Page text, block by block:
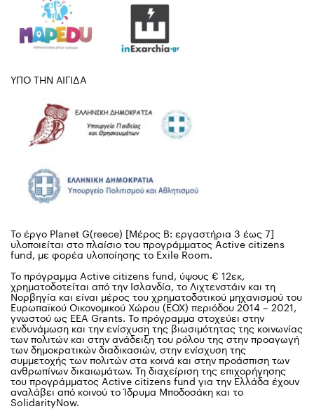
ΥΠΟ ΤΗΝ ΑΙΓΙΔΑ
Το έργο Planet G(reece) [Μέρος Β: εργαστήρια 3 έως 7]
υλοποιείται στο πλαίσιο του προγράμματος Active citizens
fund, με φορέα υλοποίησης το Exile Room.
Το πρόγραμμα Active citizens fund, ύψους € 12εκ,
χρηματοδοτείται από την Ισλανδία, το Λιχτενστάιν και τη
Νορβηγία και είναι μέρος του χρηματοδοτικού μηχανισμού του
Ευρωπαϊκού Οικονομικού Χώρου (ΕΟΧ) περιόδου 2014 – 2021,
γνωστού ως EEA Grants. Το πρόγραμμα στοχεύει στην
ενδυνάμωση και την ενίσχυση της βιωσιμότητας της κοινωνίας
των πολιτών και στην ανάδειξη του ρόλου της στην προαγωγή
των δημοκρατικών διαδικασιών, στην ενίσχυση της
συμμετοχής των πολιτών στα κοινά και στην προάσπιση των
ανθρωπίνων δικαιωμάτων. Τη διαχείριση της επιχορήγησης
του προγράμματος Active citizens fund για την Ελλάδα έχουν
αναλάβει από κοινού το Ίδρυμα Μποδοσάκη και το
SolidarityNow.